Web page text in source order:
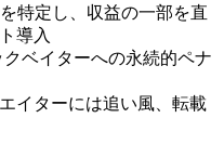
特定し、収益の一部を直
導入
ベイターへの永続的ペナ
イターには追い風、転載